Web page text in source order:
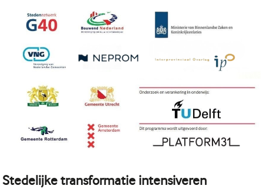
Stedelijke transformatie intensiveren